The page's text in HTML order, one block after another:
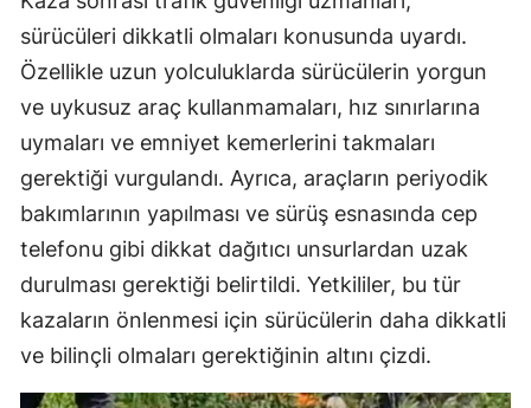
sürücüleri dikkatli olmaları konusunda uyardı.
Özellikle uzun yolculuklarda sürücülerin yorgun
ve uykusuz araç kullanmamaları, hız sınırlarına
uymaları ve emniyet kemerlerini takmaları
gerektiği vurgulandı. Ayrıca, araçların periyodik
bakımlarının yapılması ve sürüş esnasında cep
telefonu gibi dikkat dağıtıcı unsurlardan uzak
durulması gerektiği belirtildi. Yetkililer, bu tür
kazaların önlenmesi için sürücülerin daha dikkatli
ve bilinçli olmaları gerektiğinin altını çizdi.